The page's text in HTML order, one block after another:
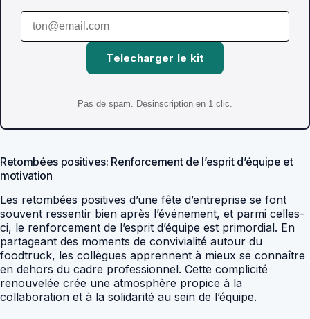
Telecharger le kit
Pas de spam. Desinscription en 1 clic.
Retombées positives: Renforcement de l’esprit d’équipe et
motivation
Les retombées positives d’une fête d’entreprise se font
souvent ressentir bien après l’événement, et parmi celles-
ci, le renforcement de l’esprit d’équipe est primordial. En
partageant des moments de convivialité autour du
foodtruck, les collègues apprennent à mieux se connaître
en dehors du cadre professionnel. Cette complicité
renouvelée crée une atmosphère propice à la
collaboration et à la solidarité au sein de l’équipe.